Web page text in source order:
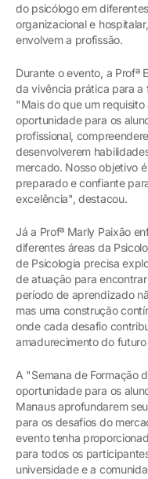
do psicólogo em
organizacional e
envolvem a profissão.
Durante o evento, a Profª
da vivência prática para a
"Mais do que um
oportunidade para os
profissional,
desenvolverem
mercado. Nosso objetivo
preparado e confiante
excelência", destacou.
Já a Profª Marly Paixão
diferentes áreas da
de Psicologia precisa
de atuação para
período de aprendizado
mas uma construção
onde cada desafio
amadurecimento do
A "Semana de Formação
oportunidade para os
Manaus aprofundarem
para os desafios do
evento tenha
para todos os
universidade e a